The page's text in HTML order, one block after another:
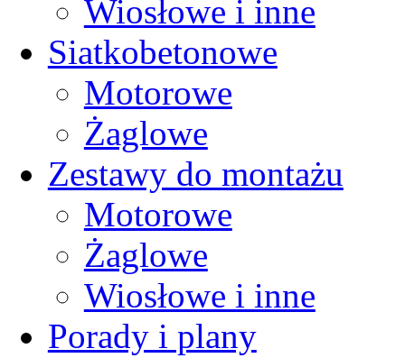
Wiosłowe i inne
Siatkobetonowe
Motorowe
Żaglowe
Zestawy do montażu
Motorowe
Żaglowe
Wiosłowe i inne
Porady i plany